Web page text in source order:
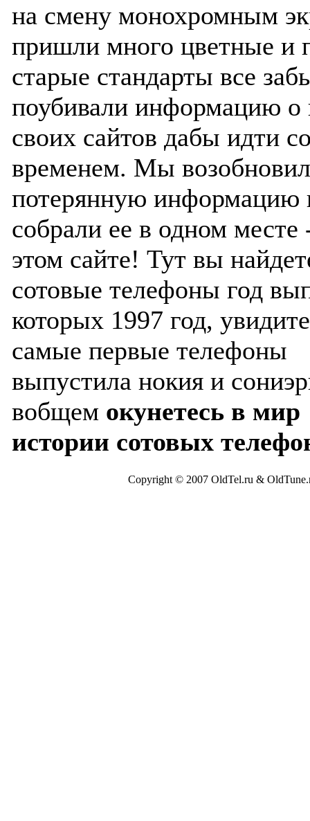
на смену монохромным
пришли много цветные и
старые стандарты все
поубивали информацию о
своих сайтов дабы идти
временем. Мы
потерянную информацию
собрали ее в одном месте
этом сайте! Тут вы
сотовые телефоны год
которых 1997 год,
самые первые телефоны
выпустила нокия и
вобщем окунетесь в мир
истории сотовых
Copyright © 2007 OldTel.ru &